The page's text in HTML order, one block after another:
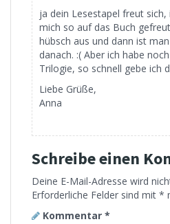
ja dein Lesestapel freut
mich so auf das Buch
hübsch aus und dann ist
danach. :( Aber ich habe
Trilogie, so schnell gebe ich
Liebe Grüße,
Anna
Schreibe einen
Deine E-Mail-Adresse wird
Erforderliche Felder sind mit *
Kommentar *